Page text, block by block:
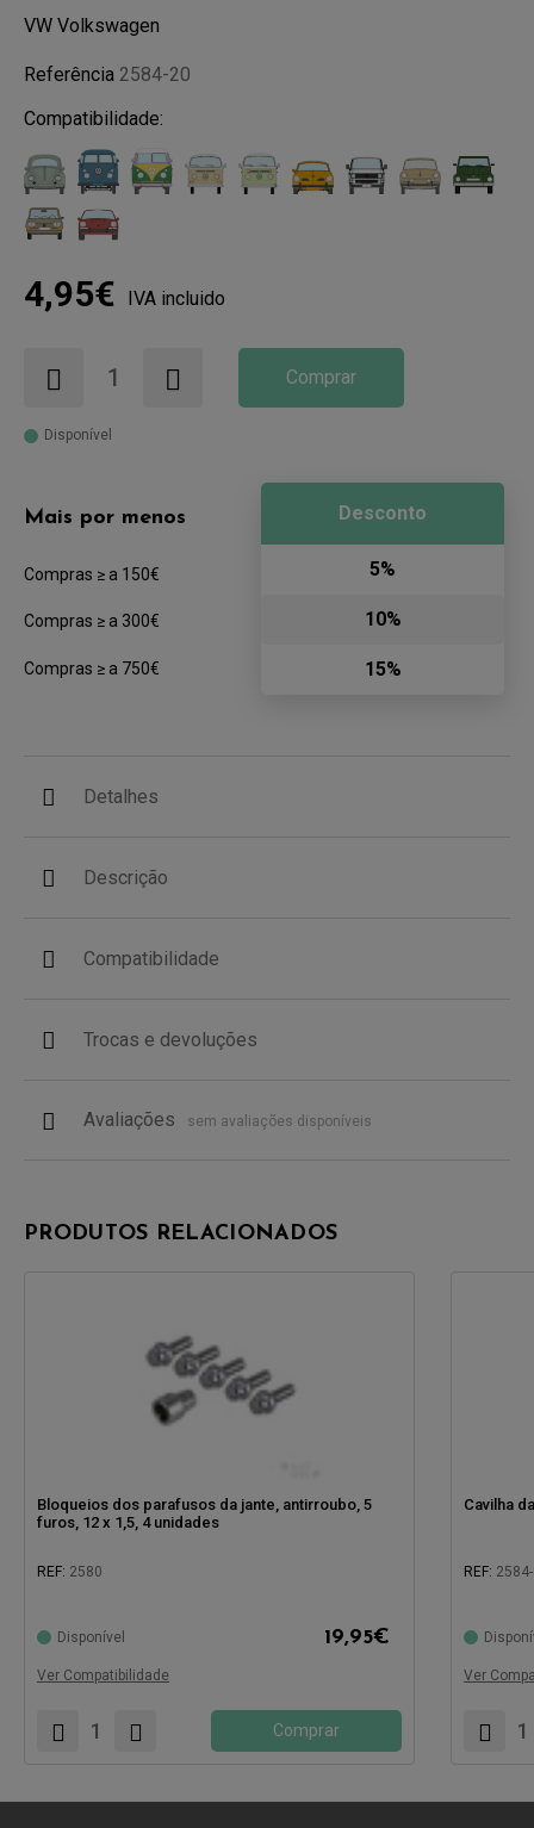
VW Volkswagen
Referência 2584-20
Compatibilidade:
4,95€ IVA incluido
Comprar
Disponível
Mais por menos
Compras ≥ a 150€
Compras ≥ a 300€
Compras ≥ a 750€
Desconto
5%
10%
15%
Detalhes
Descrição
Compatibilidade
Trocas e devoluções
Avaliações sem avaliações disponíveis
PRODUTOS RELACIONADOS
Bloqueios dos parafusos da jante, antirroubo, 5
furos, 12 x 1,5, 4 unidades
REF: 2580
Disponível 19,95€
Ver Compatibilidade
Compatível com:
Comprar
Cavilha
REF:
Ver